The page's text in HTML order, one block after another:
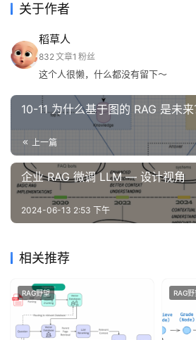
绘
A
产
录
行
业
资
I
免
费
关于作者
稻草人
832文章1 粉丝
这个人很懒，什么都没有留下～
10-11 为什么基于图的 RAG 是未来
上一篇
企业 RAG 微调 LLM — 设计视角
2024-06-13 2:53 下午
相关推荐
RAG野望 RAG野